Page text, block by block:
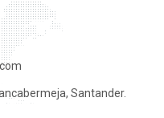
Santander.